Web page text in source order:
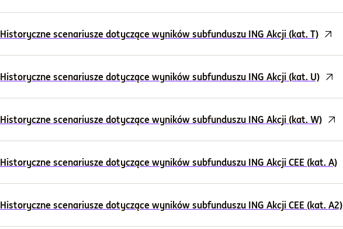
Historyczne scenariusze dotyczące wyników subfunduszu ING Akcji (kat. T)
Historyczne scenariusze dotyczące wyników subfunduszu ING Akcji (kat. U)
Historyczne scenariusze dotyczące wyników subfunduszu ING Akcji (kat. W)
Historyczne scenariusze dotyczące wyników subfunduszu ING Akcji CEE (kat. A)
Historyczne scenariusze dotyczące wyników subfunduszu ING Akcji CEE (kat. A2)